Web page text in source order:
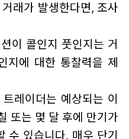
래가 발생한다면, 조사
이 콜인지 풋인지는 거
지에 대한 통찰력을 제
레이더는 예상되는 이
또는 몇 달 후에 만기가
수 있습니다. 매우 단기